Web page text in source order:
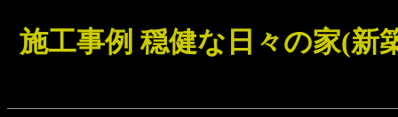
施工事例 穏健な日々の家(新